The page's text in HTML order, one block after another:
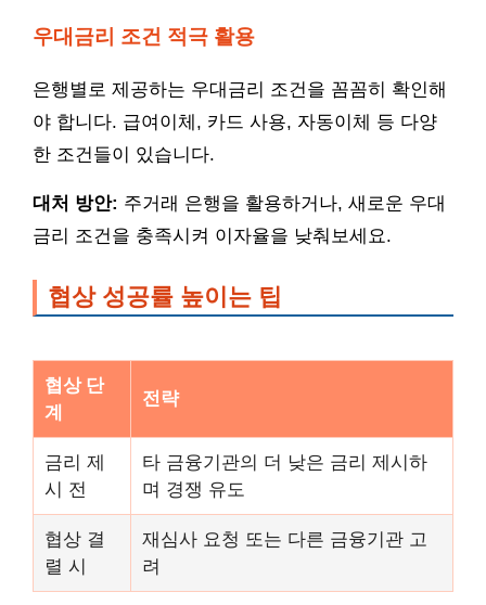
우대금리 조건 적극 활용
은행별로 제공하는 우대금리 조건을 꼼꼼히 확인해
야 합니다. 급여이체, 카드 사용, 자동이체 등 다양
한 조건들이 있습니다.
대처 방안: 주거래 은행을 활용하거나, 새로운 우대
금리 조건을 충족시켜 이자율을 낮춰보세요.
협상 성공률 높이는 팁
협상 단
계
전략
금리 제
시 전
타 금융기관의 더 낮은 금리 제시하
며 경쟁 유도
협상 결
렬 시
재심사 요청 또는 다른 금융기관 고
려